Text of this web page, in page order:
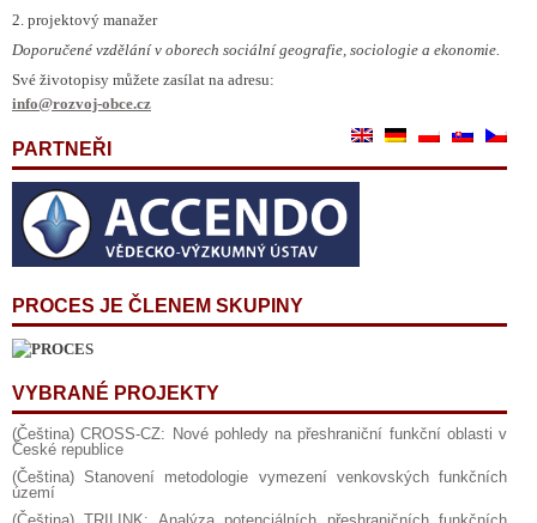
2. projektový manažer
Doporučené vzdělání v oborech sociální geografie, sociologie a ekonomie.
Své životopisy můžete zasílat na adresu:
info@rozvoj-obce.cz
PARTNEŘI
PROCES JE ČLENEM SKUPINY
VYBRANÉ PROJEKTY
(Čeština) CROSS-CZ: Nové pohledy na přeshraniční funkční oblasti v
České republice
(Čeština) Stanovení metodologie vymezení venkovských funkčních
území